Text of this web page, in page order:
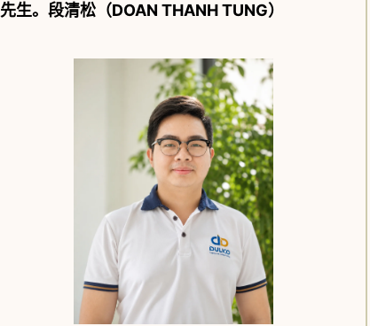
先生。段清松（DOAN THANH TUNG）